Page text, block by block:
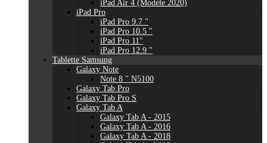
iPad Air 4 (Modèle 2020)
iPad Pro
iPad Pro 9.7 "
iPad Pro 10.5 "
iPad Pro 11"
iPad Pro 12.9 "
Tablette Samsung
Galaxy Note
Note 8 " N5100
Galaxy Tab Pro
Galaxy Tab Pro S
Galaxy Tab A
Galaxy Tab A - 2015
Galaxy Tab A - 2016
Galaxy Tab A - 2018